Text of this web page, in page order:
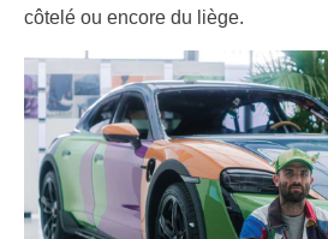
côtelé ou encore du liège.